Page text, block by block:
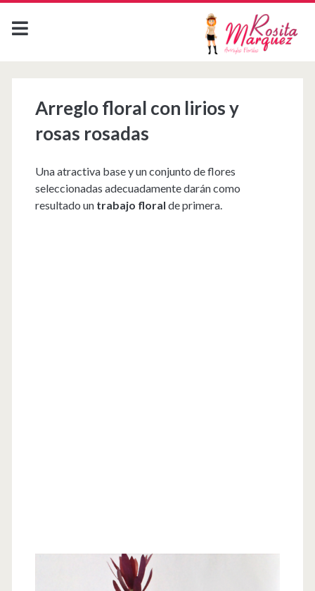
Arreglo floral con lirios y
rosas rosadas
Una atractiva base y un conjunto de flores
seleccionadas adecuadamente darán como
resultado un trabajo floral de primera.